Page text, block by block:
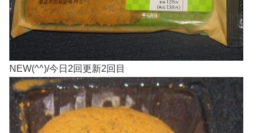
NEW(^^)/今日2回更新2回目